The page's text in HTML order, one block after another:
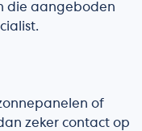
die aangeboden
of
zeker contact op